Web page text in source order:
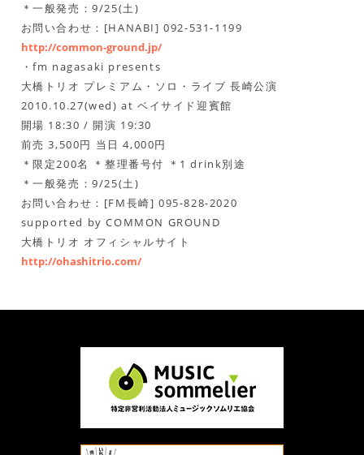
＊一般発売：9/25(土)
お問い合わせ：[HANABI] 092-531-1199
http://common-ground.jp/
・fm nagasaki presents
大橋トリオ プレミアム・ソロ・ライブ 長崎公演
2010.10.27(wed) at ベイサイド迎賓館
開場 18:30 / 開演 19:30
前売 3,500円 当日 4,000円
＊限定200名 ＊整理番号付 ＊1 drink別途
＊一般発売：9/25(土)
お問い合わせ：[FM長崎] 095-828-2020
supported by COMMON GROUND
大橋トリオ オフィシャルサイト
http://ohashitrio.com/